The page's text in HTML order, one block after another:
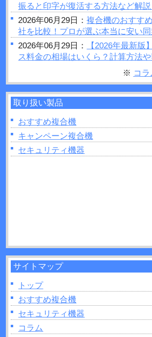
振ると印字が復活する方法など解説
2026年06月29日：複合機のおすす
社を比較！プロが選ぶ本当に安い同
2026年06月29日：
【2026年最新版
ス料金の相場はいくら？計算方法
2026年06月28日：プリンターの設
るのはなぜ？原因や対処法など解
2026年06月26日：複合機で製本は
を行う場合のポイントを紹介！
2026年06月26日：複合機の印刷が
ときは読み取り部分（ガラス面）
よう！
※ コ
取り扱い製品
おすすめ複合機
キャンペーン複合機
セキュリティ機器
サイトマップ
トップ
おすすめ複合機
セキュリティ機器
コラム